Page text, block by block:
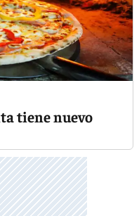
tiene nuevo